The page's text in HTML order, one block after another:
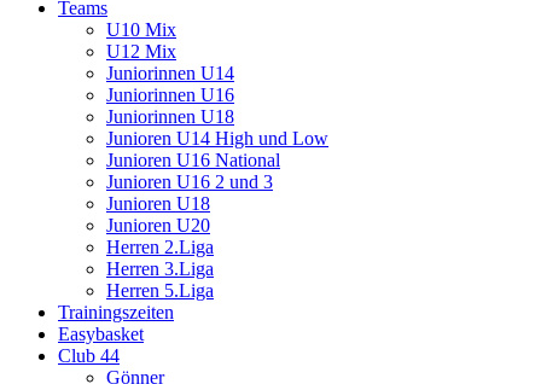
Teams
U10 Mix
U12 Mix
Juniorinnen U14
Juniorinnen U16
Juniorinnen U18
Junioren U14 High und Low
Junioren U16 National
Junioren U16 2 und 3
Junioren U18
Junioren U20
Herren 2.Liga
Herren 3.Liga
Herren 5.Liga
Trainingszeiten
Easybasket
Club 44
Gönner